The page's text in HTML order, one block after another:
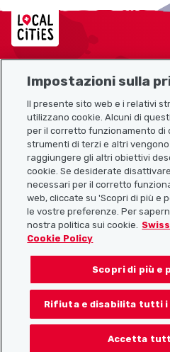
Localcities
Link utili
Scarica l’app Localcities
Seguiteci su:
Impostazioni sulla
Il presente sito web e i relativi
utilizzano cookie. Alcuni di
per il corretto funzionamento di
strumenti di terzi e altri
raggiungere gli altri obiettivi
cookie. Se desiderate
necessari per il corretto
web, cliccate su 'Scopri di più e
le vostre preferenze. Per
nostra politica sui cookie.
Cookie Policy
Scopri di più e
Rifiuta e disabilita tutti i
Accetta